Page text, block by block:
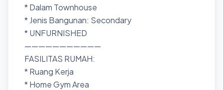
* Dalam Townhouse
* Jenis Bangunan: Secondary
* UNFURNISHED
———————————
FASILITAS RUMAH:
* Ruang Kerja
* Home Gym Area